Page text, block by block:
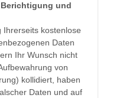
und
Ihrerseits kostenlose
Daten
Ihr Wunsch nicht
von
kollidiert, haben
Daten und auf